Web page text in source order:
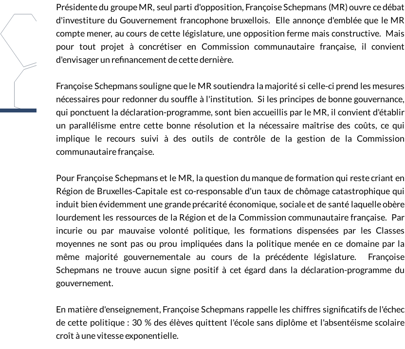
Présidente du groupe MR, seul parti d'opposition, Françoise Schepmans (MR) ouvre ce débat
d'investiture du Gouvernement francophone bruxellois. Elle annonçe d'emblée que le MR
compte mener, au cours de cette législature, une opposition ferme mais constructive. Mais
pour tout projet à concrétiser en Commission communautaire française, il convient
d'envisager un refinancement de cette dernière.
Françoise Schepmans souligne que le MR soutiendra la majorité si celle-ci prend les mesures
nécessaires pour redonner du souffle à l'institution. Si les principes de bonne gouvernance,
qui ponctuent la déclaration-programme, sont bien accueillis par le MR, il convient d'établir
un parallélisme entre cette bonne résolution et la nécessaire maîtrise des coûts, ce qui
implique le recours suivi à des outils de contrôle de la gestion de la Commission
communautaire française.
Pour Françoise Schepmans et le MR, la question du manque de formation qui reste criant en
Région de Bruxelles-Capitale est co-responsable d'un taux de chômage catastrophique qui
induit bien évidemment une grande précarité économique, sociale et de santé laquelle obère
lourdement les ressources de la Région et de la Commission communautaire française. Par
incurie ou par mauvaise volonté politique, les formations dispensées par les Classes
moyennes ne sont pas ou prou impliquées dans la politique menée en ce domaine par la
même majorité gouvernementale au cours de la précédente législature. Françoise
Schepmans ne trouve aucun signe positif à cet égard dans la déclaration-programme du
gouvernement.
En matière d'enseignement, Françoise Schepmans rappelle les chiffres significatifs de l'échec
de cette politique : 30 % des élèves quittent l'école sans diplôme et l'absentéisme scolaire
croît à une vitesse exponentielle.